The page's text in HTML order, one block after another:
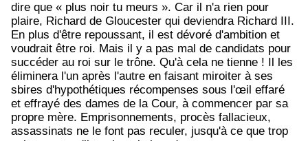
dire que « plus noir tu meurs ». Car il n'a rien pour
plaire, Richard de Gloucester qui deviendra Richard III.
En plus d'être repoussant, il est dévoré d'ambition et
voudrait être roi. Mais il y a pas mal de candidats pour
succéder au roi sur le trône. Qu'à cela ne tienne ! Il les
éliminera l'un après l'autre en faisant miroiter à ses
sbires d'hypothétiques récompenses sous l'œil effaré
et effrayé des dames de la Cour, à commencer par sa
propre mère. Emprisonnements, procès fallacieux,
assassinats ne le font pas reculer, jusqu'à ce que trop